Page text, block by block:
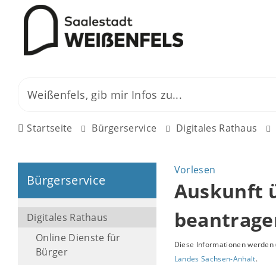
Startseite Bürgerservice Digitales Rathaus
Bürgerservice
Digitales Rathaus
Online Dienste für
Bürger
Vorlesen
Auskunft
Diese Informationen
Landes Sachsen-Anhalt.